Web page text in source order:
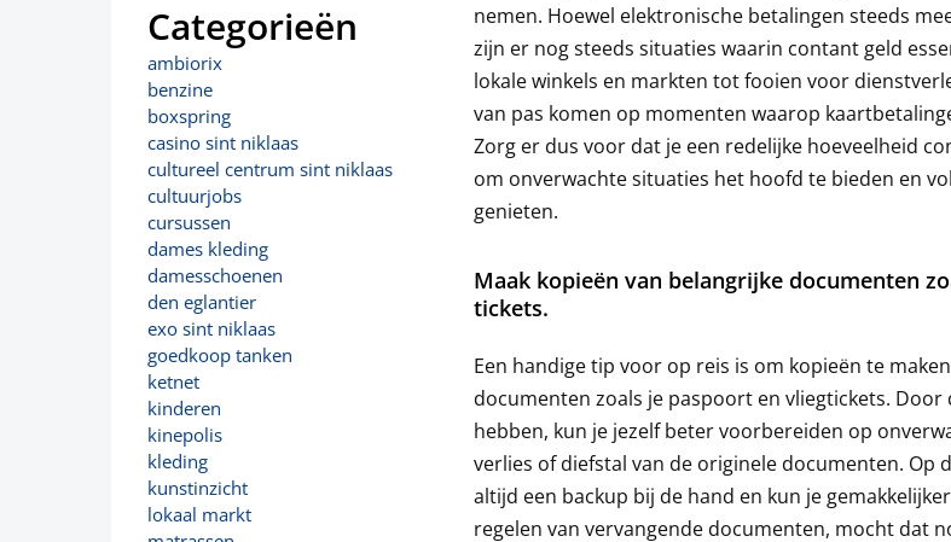
Categorieën
ambiorix
benzine
boxspring
casino sint niklaas
cultureel centrum sint niklaas
cultuurjobs
cursussen
dames kleding
damesschoenen
den eglantier
exo sint niklaas
goedkoop tanken
ketnet
kinderen
kinepolis
kleding
kunstinzicht
lokaal markt
nemen. Hoewel elektronische betalingen steeds
zijn er nog steeds situaties waarin contant geld
lokale winkels en markten tot fooien voor
van pas komen op momenten waarop
Zorg er dus voor dat je een redelijke hoeveelheid
om onverwachte situaties het hoofd te bieden en
genieten.
Maak kopieën van belangrijke documenten
tickets.
Een handige tip voor op reis is om kopieën te
documenten zoals je paspoort en vliegtickets. Door
hebben, kun je jezelf beter voorbereiden op
verlies of diefstal van de originele documenten. Op
altijd een backup bij de hand en kun je
regelen van vervangende documenten, mocht dat